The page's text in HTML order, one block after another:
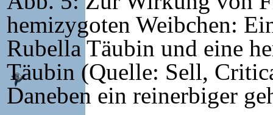
hemizygoten Weibchen:
Rubella Täubin und eine
Täubin (Quelle: Sell,
Daneben ein reinerbiger